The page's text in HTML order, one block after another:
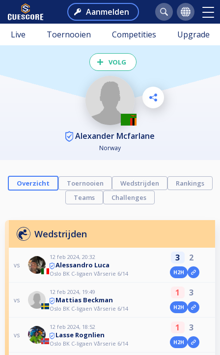
Aanmelden
Live Toernooien Competities Upgrade
VOLG
Alexander Mcfarlane
Norway
Overzicht Toernooien Wedstrijden
Rankings
Teams
Challenges
Wedstrijden
vs
12 feb 2024, 20:32
Alessandro Luca
Oslo BK C-ligaen Vårserie 6/14
3 2
H2H
vs
12 feb 2024, 19:49
Mattias Beckman
Oslo BK C-ligaen Vårserie 6/14
1 3
H2H
vs
12 feb 2024, 18:52
Lasse Rognlien
Oslo BK C-ligaen Vårserie 6/14
1 3
H2H